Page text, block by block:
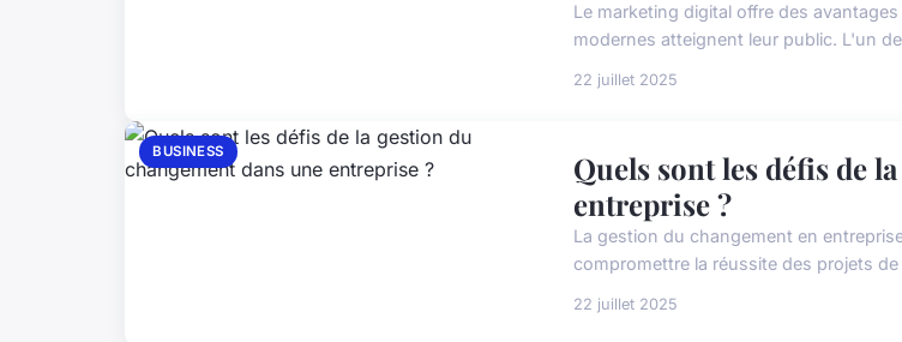
Le marketing digital offre des
modernes atteignent leur public. L'un
22 juillet 2025
BUSINESS
Quels sont les défis de
entreprise ?
La gestion du changement en
compromettre la réussite des projets
22 juillet 2025